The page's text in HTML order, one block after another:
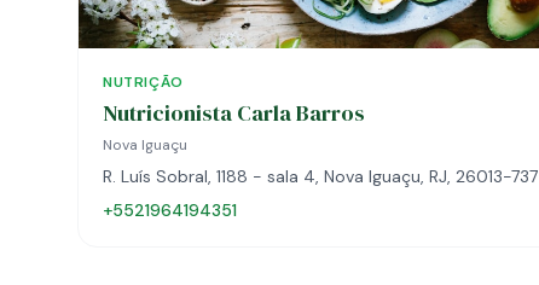
NUTRIÇÃO
Nutricionista Carla Barros
Nova Iguaçu
R. Luís Sobral, 1188 - sala 4, Nova Iguaçu, RJ, 26013-737
+5521964194351